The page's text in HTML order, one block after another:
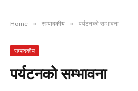
Home » सम्पादकीय » पर्यटनको सम्भावना
सम्पादकीय
पर्यटनको सम्भावना